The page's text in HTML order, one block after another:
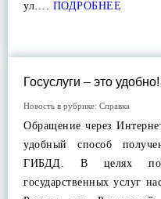
ул…. ПОДРОБНЕЕ
Госуслуги – это удобно!
Новость в рубрике: Справка
Обращение через
удобный способ
ГИБДД. В целях
государственных